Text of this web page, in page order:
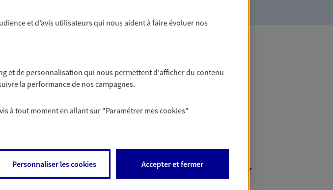
& Banque
et d’avis utilisateurs qui nous aident à faire évoluer nos
et de personnalisation qui nous permettent d'afficher du contenu
la performance de nos campagnes.
à tout moment en allant sur "Paramétrer mescookies"
Personnaliser les cookies Accepter et fermer